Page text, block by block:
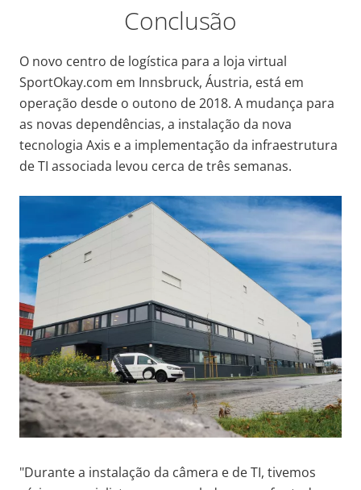
Conclusão
O novo centro de logística para a loja virtual
SportOkay.com em Innsbruck, Áustria, está em
operação desde o outono de 2018. A mudança para
as novas dependências, a instalação da nova
tecnologia Axis e a implementação da infraestrutura
de TI associada levou cerca de três semanas.
"Durante a instalação da câmera e de TI, tivemos